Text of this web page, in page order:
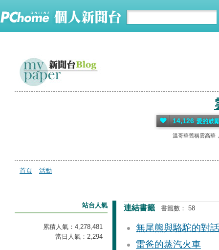
溫哥華舊稱雲高華
14,126 愛的鼓
首頁 活動
連結書籤 書籤數： 58
無尾熊與駱駝的對話
雷爸的蒸汽火車
站台人氣
累積人氣： 4,278,481
當日人氣： 2,294